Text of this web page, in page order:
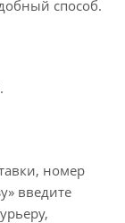
способ.
номер
введите